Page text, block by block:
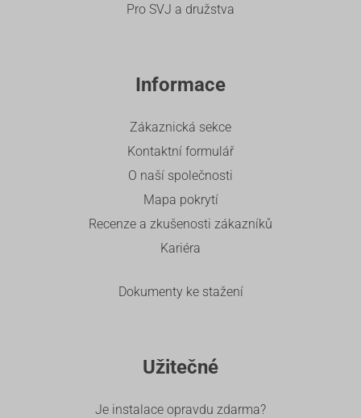
Pro SVJ a družstva
Informace
Zákaznická sekce
Kontaktní formulář
O naší společnosti
Mapa pokrytí
Recenze a zkušenosti zákazníků
Kariéra
Dokumenty ke stažení
Užitečné
Je instalace opravdu zdarma?